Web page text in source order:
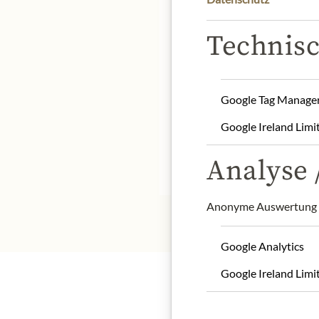
Product name: Almond
Origin: Italy
Contact: La Fabbrica
* Wir bitten um
Google Tag
Google Ireland
Analyse
Anonyme
Google Analytics
Google Ireland